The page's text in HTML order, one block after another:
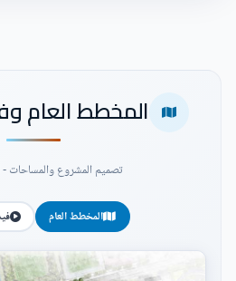
المخطط العام
تصميم المشروع والمساحات -
المخطط العام